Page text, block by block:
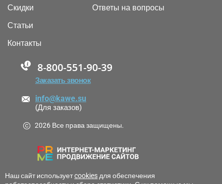
Скидки
Ответы на вопросы
Статьи
Контакты
88005555550
Заказать звонок
info@kawe.su
(Для заказов)
2026 Все права защищены.
Наш сайт используетcookiesдля обеспечения